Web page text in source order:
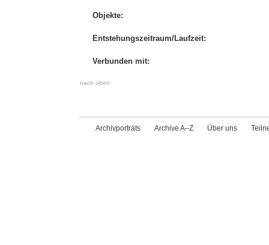
Objekte:
Entstehungszeitraum/Laufzeit:
Verbunden mit:
nach oben
Archivporträts Archive A–Z Über uns